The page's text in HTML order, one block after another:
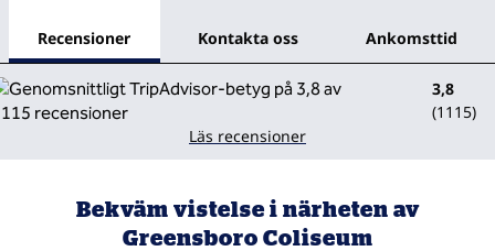
Recensioner Kontakta oss Ankomsttid
3,8
(1115)
Läs recensioner
Bekväm vistelse i närheten av
Greensboro Coliseum